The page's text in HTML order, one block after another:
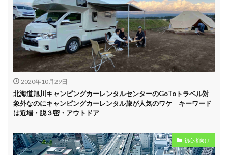
試乗プラン有り
キャンペーン開催
中
長期割引
学割 早割
2020年10月29日
北海道旭川キャンピングカーレンタルセンターのGoToトラベル対
象外なのにキャンピングカーレンタル旅が人気のワケ キーワード
は近場・脱３密・アウトドア
初心者向け